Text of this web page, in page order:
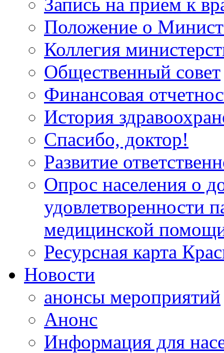
Положение о
Коллегия
Общественный совет
Финансовая
История
Спасибо, доктор!
Развитие
Опрос населения о
удовлетворенности
медицинской
Ресурсная карта
Новости
анонсы мероприятий
Анонс
Информация для